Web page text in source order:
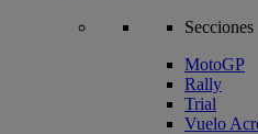
Secciones
MotoGP
Rally
Trial
Vuelo